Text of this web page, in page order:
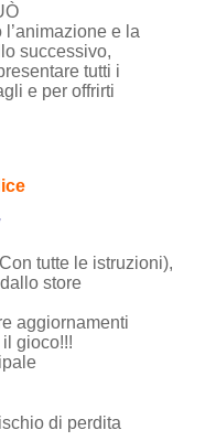
l’animazione e la
successivo,
tutti i
e per offrirti
tutte le istruzioni),
store
aggiornamenti
gioco!!!
di perdita